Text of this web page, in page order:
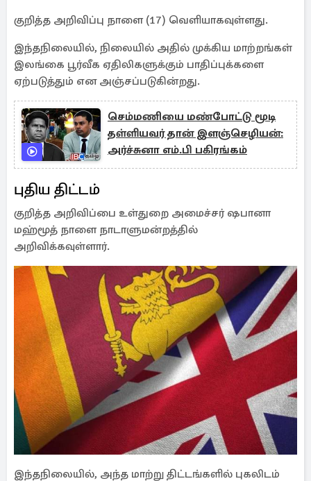
குறித்த அறிவிப்பு நாளை (17) வெளியாகவுள்ளது.
இந்தநிலையில், நிலையில் அதில் முக்கிய மாற்றங்கள்
இலங்கை பூர்வீக ஏதிலிகளுக்கும் பாதிப்புக்களை
ஏற்படுத்தும் என அஞ்சப்படுகின்றது.
செம்மணியை மண்போட்டு மூடி
தள்ளியவர் தான் இளஞ்செழியன்:
அர்ச்சுனா எம்.பி பகிரங்கம்
புதிய திட்டம்
குறித்த அறிவிப்பை உள்துறை அமைச்சர் ஷபானா
மஹ்மூத் நாளை நாடாளுமன்றத்தில்
அறிவிக்கவுள்ளார்.
இந்தநிலையில், அந்த மாற்று திட்டங்களில் புகலிடம்